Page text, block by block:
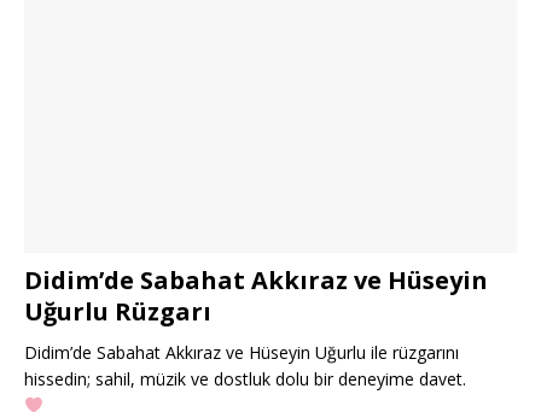
Didim’de Sabahat Akkıraz ve Hüseyin
Uğurlu Rüzgarı
Didim’de Sabahat Akkıraz ve Hüseyin Uğurlu ile rüzgarını
hissedin; sahil, müzik ve dostluk dolu bir deneyime davet.